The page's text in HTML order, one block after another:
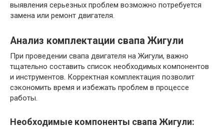
выявления серьезных проблем возможно потребуется
замена или ремонт двигателя.
Анализ комплектации свапа Жигули
При проведении свапа двигателя на Жигули, важно
тщательно составить список необходимых компонентов
и инструментов. Корректная комплектация позволит
сэкономить время и избежать проблем в процессе
работы.
Необходимые компоненты свапа Жигули: